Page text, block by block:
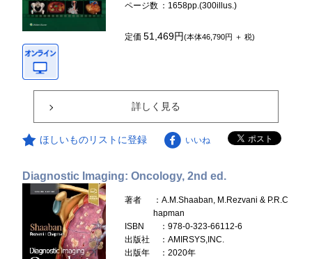
ページ数 ：1658pp.(300illus.)
定価51,469円(本体46,790円 ＋ 税)
詳しく見る
ほしいものリストに登録 いいね
Diagnostic Imaging: Oncology, 2nd ed.
著者
：A.M.Shaaban, M.Rezvani & P.R.C
hapman
ISBN
：978-0-323-66112-6
出版社
：AMIRSYS,INC.
出版年
：2020年